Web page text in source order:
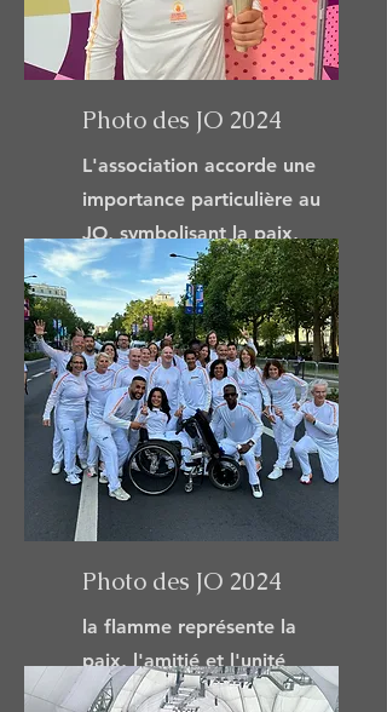
Photo des JO 2024
L'association accorde une
importance particulière au
JO, symbolisant la paix,
l'unité et la sportivité
Photo des JO 2024
la flamme représente la
paix, l'amitié et l'unité
entre les peuples